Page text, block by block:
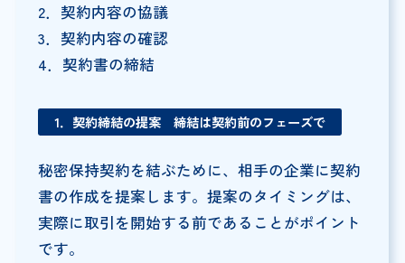
2．契約内容の協議
3．契約内容の確認
4．契約書の締結
1．契約締結の提案 締結は契約前のフェーズで
秘密保持契約を結ぶために、相手の企業に契約
書の作成を提案します。提案のタイミングは、
実際に取引を開始する前であることがポイント
です。